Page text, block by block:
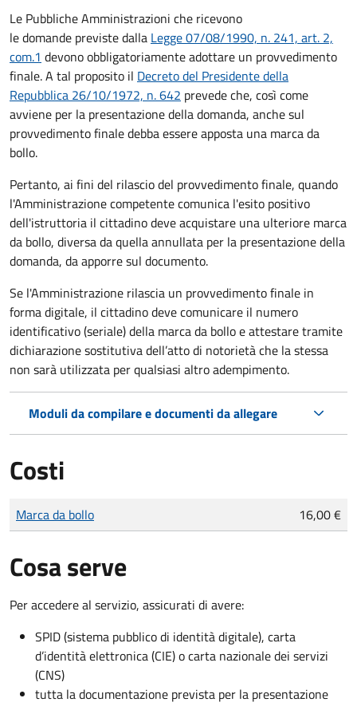
Le Pubbliche Amministrazioni che ricevono
le domande previste dalla Legge 07/08/1990, n. 241, art. 2,
com.1 devono obbligatoriamente adottare un provvedimento
finale. A tal proposito il Decreto del Presidente della
Repubblica 26/10/1972, n. 642 prevede che, così come
avviene per la presentazione della domanda, anche sul
provvedimento finale debba essere apposta una marca da
bollo.
Pertanto, ai fini del rilascio del provvedimento finale, quando
l'Amministrazione competente comunica l'esito positivo
dell'istruttoria il cittadino deve acquistare una ulteriore marca
da bollo, diversa da quella annullata per la presentazione della
domanda, da apporre sul documento.
Se l'Amministrazione rilascia un provvedimento finale in
forma digitale, il cittadino devecomunicare il numero
identificativo (seriale) della marca da bollo e attestare tramite
dichiarazione sostitutiva dell’atto di notorietà che la stessa
non sarà utilizzata per qualsiasi altro adempimento.
Moduli da compilare e documenti da allegare
Costi
Tipo di pagamento
Importo
Marca da bollo 16,00 €
Cosa serve
Per accedere al servizio, assicurati di avere:
SPID (sistema pubblico di identità digitale), carta
d’identità elettronica (CIE) o carta nazionale dei servizi
(CNS)
tutta la documentazione prevista per la presentazione